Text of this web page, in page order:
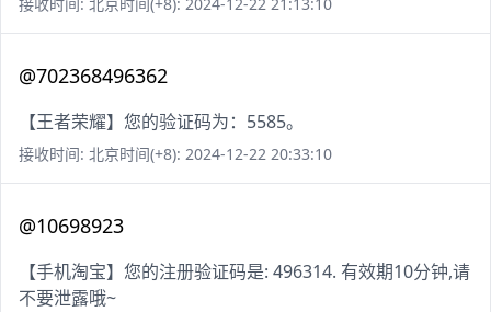
@702368496362
【王者荣耀】您的验证码为：5585。
接收时间: 北京时间(+8): 2024-12-22 20:33:10
@10698923
【手机淘宝】您的注册验证码是: 496314. 有效期10分钟,请
不要泄露哦~